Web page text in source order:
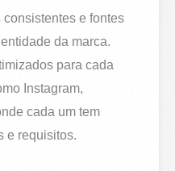
consistentes e fontes
da marca.
para cada
Instagram,
cada um tem
e requisitos.